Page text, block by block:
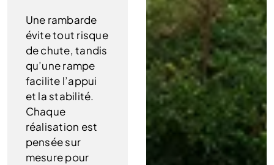
Une rambarde
évite tout risque
de chute, tandis
qu’une rampe
facilite l’appui
et la stabilité.
Chaque
réalisation est
pensée sur
mesure pour